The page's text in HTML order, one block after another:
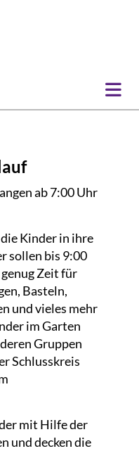
ab 7:00 Uhr
Kinder in ihre
sollen bis 9:00
Zeit für
Basteln,
und vieles mehr
im Garten
Gruppen
Schlusskreis
mit Hilfe der
und decken die